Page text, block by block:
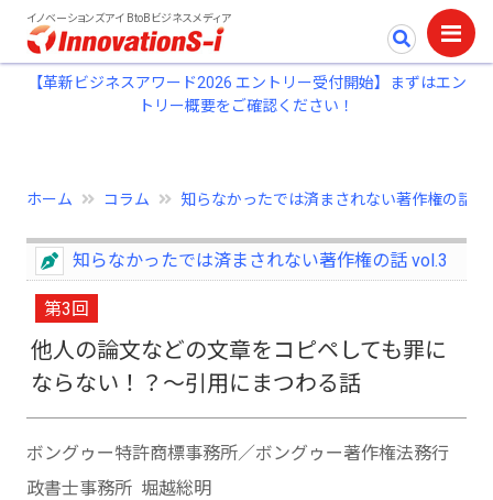
イノベーションズアイ BtoBビジネスメディア
【革新ビジネスアワード2026 エントリー受付開始】まずはエン
トリー概要をご確認ください！
ホーム コラム 知らなかったでは済まされない著作権の話
知らなかったでは済まされない著作権の話 vol.3
第3回
他人の論文などの文章をコピペしても罪に
ならない！？～引用にまつわる話
ボングゥー特許商標事務所／ボングゥー著作権法務行
政書士事務所 堀越総明